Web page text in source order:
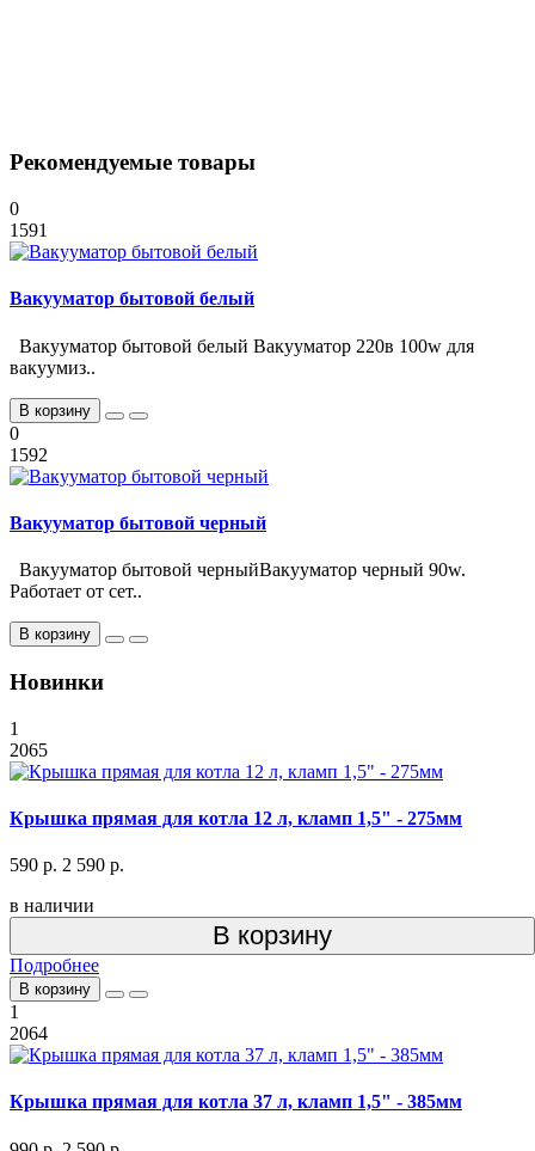
Рекомендуемые товары
0
1591
Вакууматор бытовой белый
Вакууматор бытовой белый Вакууматор 220в 100w для
вакуумиз..
В корзину
0
1592
Вакууматор бытовой черный
Вакууматор бытовой черныйВакууматор черный 90w.
Работает от сет..
В корзину
Новинки
1
2065
Крышка прямая для котла 12 л, кламп 1,5" - 275мм
590 р. 2 590 р.
в наличии
В корзину
Подробнее
В корзину
1
2064
Крышка прямая для котла 37 л, кламп 1,5" - 385мм